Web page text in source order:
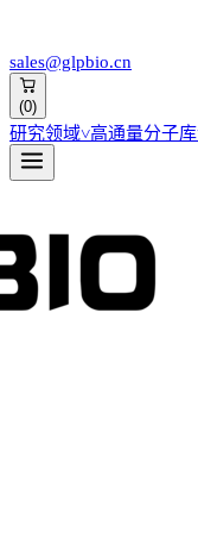
sales@glpbio.cn
(0)
研究领域˅高通量分子库